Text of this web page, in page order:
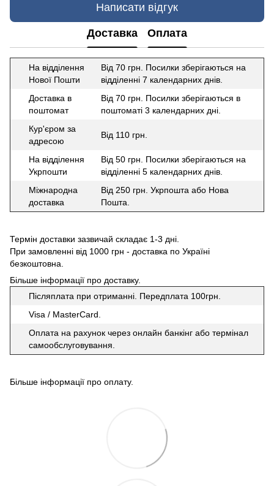
Написати відгук
Доставка Оплата
На відділення
Нової Пошти
Від 70 грн. Посилки зберігаються на
відділенні 7 календарних днів.
Доставка в
поштомат
Від 70 грн. Посилки зберігаються в
поштоматі 3 календарних дні.
Кур'єром за
адресою
Від 110 грн.
На відділення
Укрпошти
Від 50 грн. Посилки зберігаються на
відділенні 5 календарних днів.
Міжнародна
доставка
Від 250 грн. Укрпошта або Нова
Пошта.
Термін доставки зазвичай складає 1-3 дні.
При замовленні від 1000 грн - доставка по Україні
безкоштовна.
Більше інформації про доставку.
Післяплата при отриманні. Передплата 100грн.
Visa / MasterCard.
Оплата на рахунок через онлайн банкінг або термінал
самообслуговування.
Більше інформації про оплату.